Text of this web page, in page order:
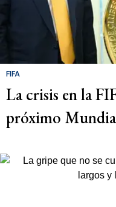
FIFA
La crisis en la
próximo